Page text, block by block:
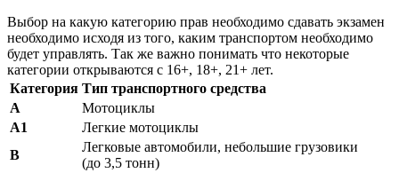
Выбор на какую категорию прав необходимо сдавать экзамен
необходимо исходя из того, каким транспортом необходимо
будет управлять. Так же важно понимать что некоторые
категории открываются с 16+, 18+, 21+ лет.
Категория Тип транспортного средства
А
Мотоциклы
А1
Легкие мотоциклы
В
Легковые автомобили, небольшие грузовики
(до 3,5 тонн)